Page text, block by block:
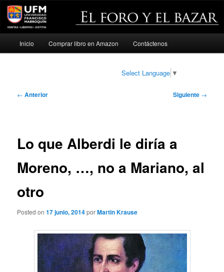
Ir
Inicio Comprar libro en Amazon Contáctenos
Select Language ▼
Navegación
← Anterior Siguiente →
Lo que Alberdi le diría a
Moreno, …, no a Mariano, al
otro
Posted on17 junio, 2014porMartin Krause